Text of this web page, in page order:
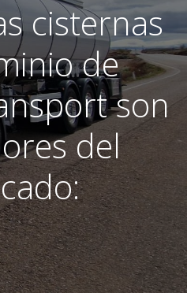
cisternas
de
son
del